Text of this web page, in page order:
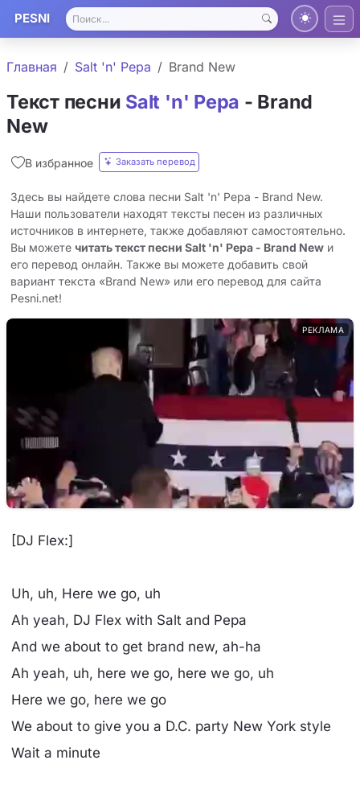
PESNI
Главная Salt 'n' Pepa Brand New
Текст песни Salt 'n' Pepa - Brand
New
В избранное Заказать перевод
Здесь вы найдете слова песни Salt 'n' Pepa - Brand New.
Наши пользователи находят тексты песен из различных
источников в интернете, также добавляют самостоятельно.
Вы можете читать текст песни Salt 'n' Pepa - Brand New и
его перевод онлайн. Также вы можете добавить свой
вариант текста «Brand New» или его перевод для сайта
Pesni.net!
РЕКЛАМА
[DJ Flex:]
Uh, uh, Here we go, uh
Ah yeah, DJ Flex with Salt and Pepa
And we about to get brand new, ah-ha
Ah yeah, uh, here we go, here we go, uh
Here we go, here we go
We about to give you a D.C. party New York style
Wait a minute